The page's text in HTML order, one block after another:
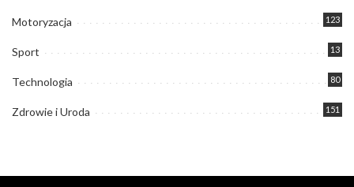
Motoryzacja 123
Sport 13
Technologia 80
Zdrowie i Uroda 151